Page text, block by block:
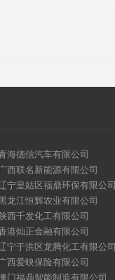
海德信汽车有限公司
广西联名新能源有限公司
宁皇姑区福鼎环保有限公司
龙江恒辉农业有限公司
陕西千发化工有限公司
港灿正金融有限公司
宁于洪区龙腾化工有限公司
广西爱映保险有限公司
门福鼎智能制造有限公司